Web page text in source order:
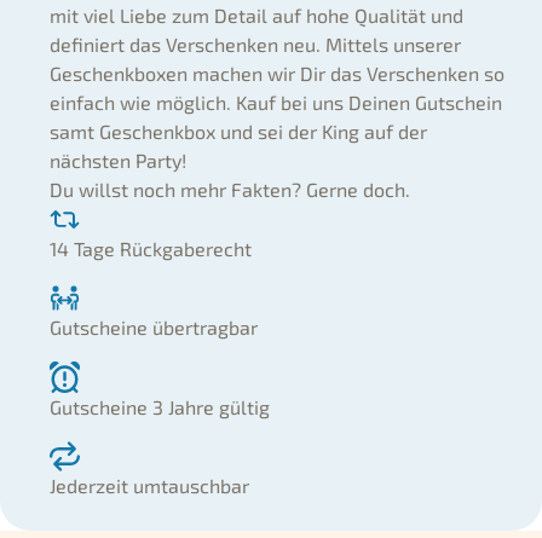
mit viel Liebe zum Detail auf hohe Qualität und
definiert das Verschenken neu. Mittels unserer
Geschenkboxen machen wir Dir das Verschenken so
einfach wie möglich. Kauf bei uns Deinen Gutschein
samt Geschenkbox und sei der King auf der
nächsten Party!
Du willst noch mehr Fakten? Gerne doch.
14 Tage Rückgaberecht
Gutscheine übertragbar
Gutscheine 3 Jahre gültig
Jederzeit umtauschbar